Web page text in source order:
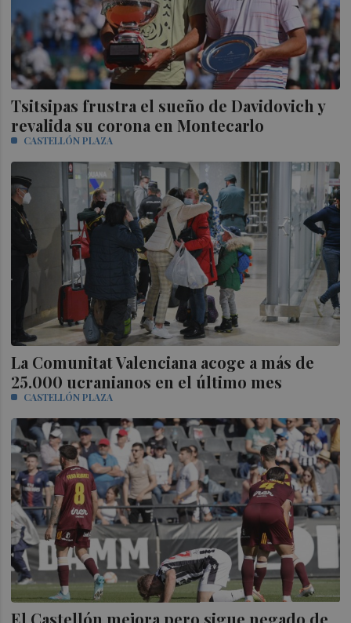
Tsitsipas frustra el sueño de Davidovich y
revalida su corona en Montecarlo
CASTELLÓN PLAZA
La Comunitat Valenciana acoge a más de
25.000 ucranianos en el último mes
CASTELLÓN PLAZA
El Castellón mejora pero sigue negado de